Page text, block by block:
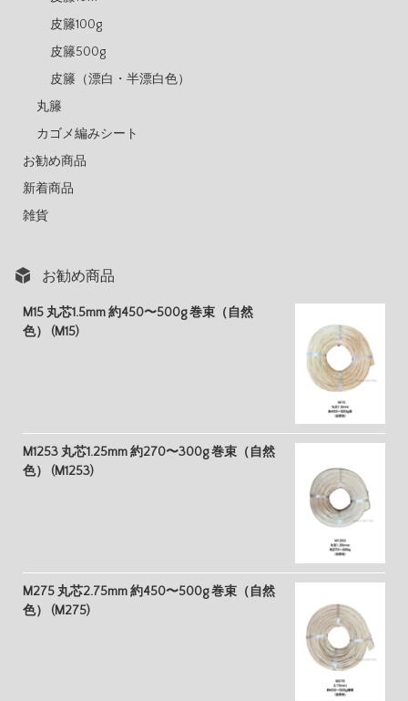
皮籐100g
皮籐500g
皮籐（漂白・半漂白色）
丸籐
カゴメ編みシート
お勧め商品
新着商品
雑貨
お勧め商品
M15 丸芯1.5mm 約450〜500g 巻束（自然
色） (M15)
M1253 丸芯1.25mm 約270〜300g 巻束（自然
色） (M1253)
M275 丸芯2.75mm 約450〜500g 巻束（自然
色） (M275)